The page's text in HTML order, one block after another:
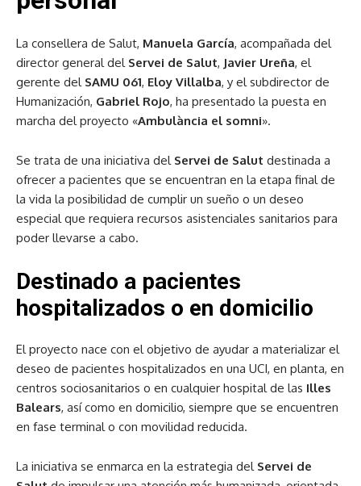
La consellera de Salut, Manuela García, acompañada del
director general del Servei de Salut, Javier Ureña, el
gerente del SAMU 061, Eloy Villalba, y el subdirector de
Humanización, Gabriel Rojo, ha presentado la puesta en
marcha del proyecto «Ambulància el somni».
Se trata de una iniciativa del Servei de Salut destinada a
ofrecer a pacientes que se encuentran en la etapa final de
la vida la posibilidad de cumplir un sueño o un deseo
especial que requiera recursos asistenciales sanitarios para
poder llevarse a cabo.
Destinado a pacientes
hospitalizados o en domicilio
El proyecto nace con el objetivo de ayudar a materializar el
deseo de pacientes hospitalizados en una UCI, en planta, en
centros sociosanitarios o en cualquier hospital de las Illes
Balears, así como en domicilio, siempre que se encuentren
en fase terminal o con movilidad reducida.
La iniciativa se enmarca en la estrategia del Servei de